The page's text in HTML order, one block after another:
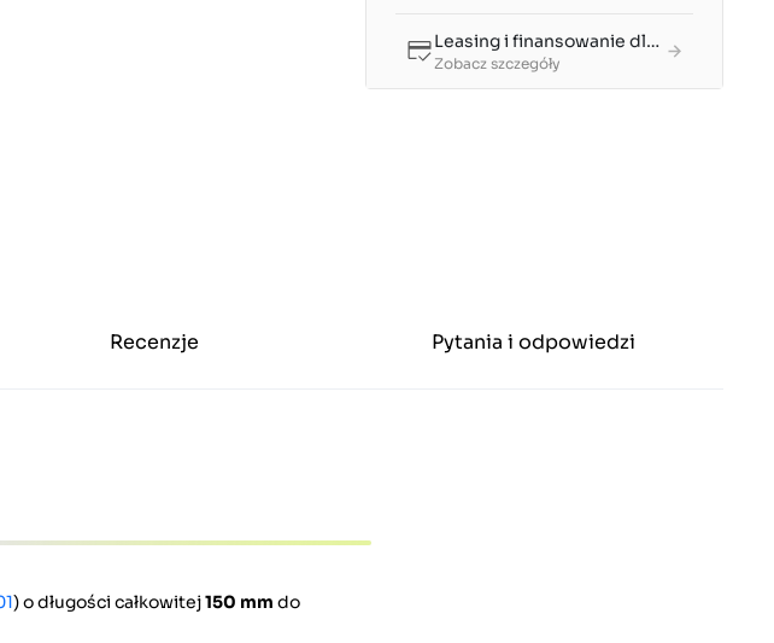
Leasing i finansowanie dla firm
Zobacz szczegóły
Recenzje Pytania i odpowiedzi
) o długości całkowitej150 mm do